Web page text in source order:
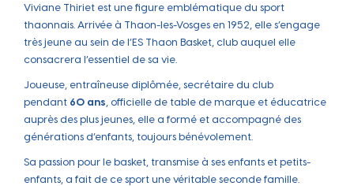
Viviane Thiriet est une figure emblématique du sport
thaonnais. Arrivée à Thaon-les-Vosges en 1952, elle s’engage
très jeune au sein de l’ES Thaon Basket, club auquel elle
consacrera l’essentiel de sa vie.
Joueuse, entraîneuse diplômée, secrétaire du club
pendant 60 ans , officielle de table de marque et éducatrice
auprès des plus jeunes, elle a formé et accompagné des
générations d’enfants, toujours bénévolement.
Sa passion pour le basket, transmise à ses enfants et petits-
enfants, a fait de ce sport une véritable seconde famille.